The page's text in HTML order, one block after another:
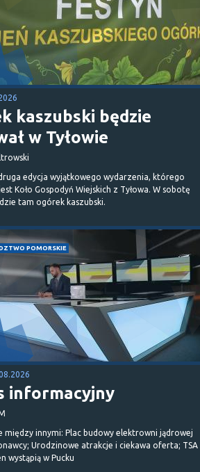
kaszubski będzie
w Tyłowie
edycja wyjątkowego wydarzenia, którego
Koło Gospodyń Wiejskich z Tyłowa. W sobotę
tam ogórek kaszubski.
POMORSKIE
informacyjny
między innymi: Plac budowy elektrowni jądrowej
Urodzinowe atrakcje i ciekawa oferta; TSA
wystąpią w Pucku